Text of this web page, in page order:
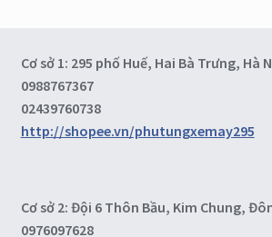
Cơ sở 1: 295 phố Huế, Hai Bà Trưng, Hà
0988767367
02439760738
http://shopee.vn/phutungxemay295
Cơ sở 2: Đội 6 Thôn Bầu, Kim Chung,
0976097628